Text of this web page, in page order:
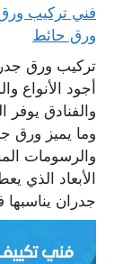
ورق حائط
تركيب ورق
أجود الأنواع
والفنادق يوفر
وما يميز ورق
والرسومات
الأبعاد الذي
جدران يناسبها